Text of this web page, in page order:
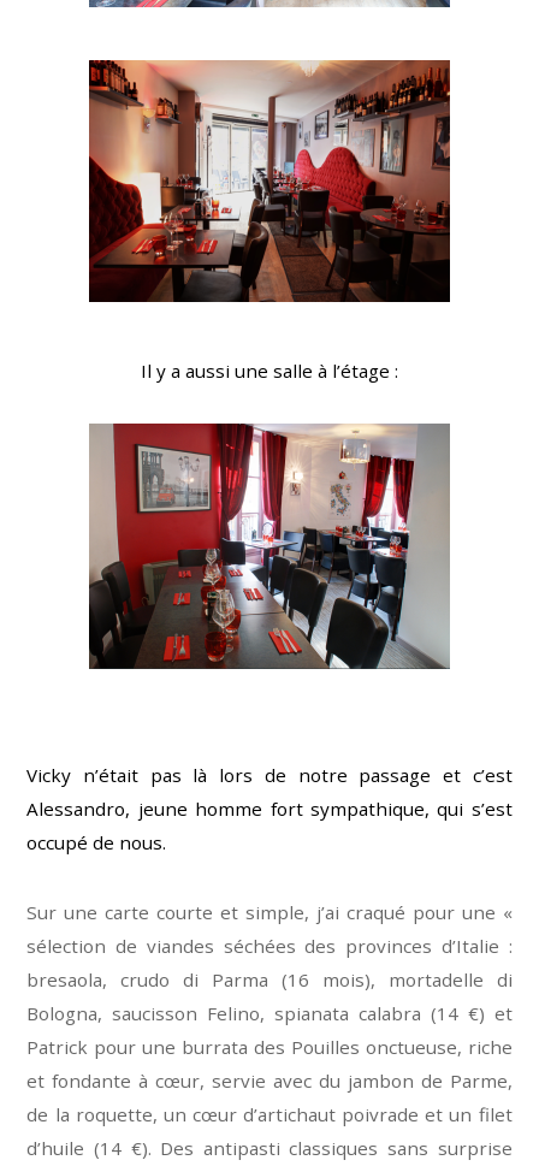
Il y a aussi une salle à l’étage :
Vicky n’était pas là lors de notre passage et c’est
Alessandro, jeune homme fort sympathique, qui s’est
occupé de nous.
Sur une carte courte et simple, j’ai craqué pour une «
sélection de viandes séchées des provinces d’Italie :
bresaola, crudo di Parma (16 mois), mortadelle di
Bologna, saucisson Felino, spianata calabra (14 €) et
Patrick pour une burrata des Pouilles onctueuse, riche
et fondante à cœur, servie avec du jambon de Parme,
de la roquette, un cœur d’artichaut poivrade et un filet
d’huile (14 €). Des antipasti classiques sans surprise